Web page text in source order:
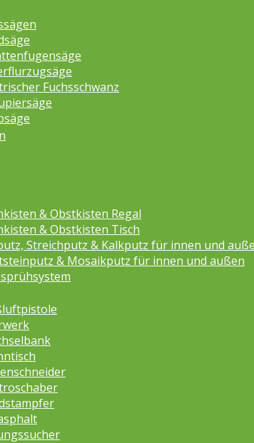
Fuchsschwanz
& Obstkisten Regal
& Obstkisten Tisch
Streichputz & Kalkputz für innen und
& Mosaikputz für innen und außen